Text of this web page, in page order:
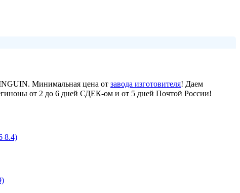
Минимальная цена от завода изготовителя! Даем
от 2 до 6 дней СДЕК-ом и от 5 дней Почтой России!
8.4)